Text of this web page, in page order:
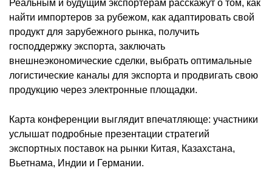
Реальным и будущим экспортерам расскажут о том, как
найти импортеров за рубежом, как адаптировать свой
продукт для зарубежного рынка, получить
господдержку экспорта, заключать
внешнеэкономические сделки, выбрать оптимальные
логистические каналы для экспорта и продвигать свою
продукцию через электронные площадки.
Карта конференции выглядит впечатляюще: участники
услышат подробные презентации стратегий
экспортных поставок на рынки Китая, Казахстана,
Вьетнама, Индии и Германии.